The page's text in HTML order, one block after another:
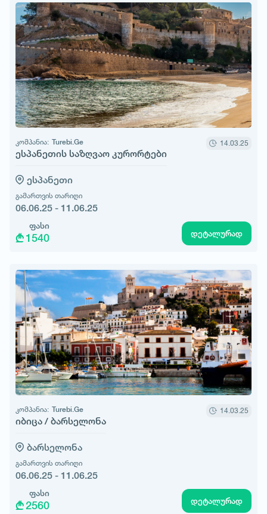
კომპანია: Turebi.Ge
ესპანეთის საზღვაო კურორტები
14.03.25
ესპანეთი
გამართვის თარიღი
06.06.25 - 11.06.25
ფასი
1540 დეტალურად
კომპანია: Turebi.Ge
იბიცა / ბარსელონა
14.03.25
ბარსელონა
გამართვის თარიღი
06.06.25 - 11.06.25
ფასი
2560 დეტალურად